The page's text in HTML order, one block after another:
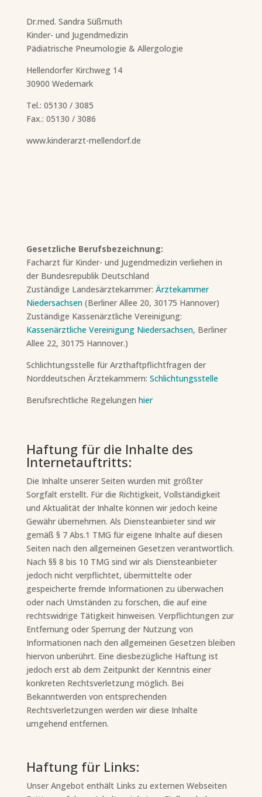
Dr.med. Sandra Süßmuth
Kinder- und Jugendmedizin
Pädiatrische Pneumologie & Allergologie
Hellendorfer Kirchweg 14
30900 Wedemark
Tel.: 05130 / 3085
Fax.: 05130 / 3086
www.kinderarzt-mellendorf.de
Gesetzliche Berufsbezeichnung:
Facharzt für Kinder- und Jugendmedizin verliehen in
der Bundesrepublik Deutschland
Zuständige Landesärztekammer: Ärztekammer
Niedersachsen(Berliner Allee 20, 30175 Hannover)
Zuständige Kassenärztliche Vereinigung:
Kassenärztliche Vereinigung Niedersachsen, Berliner
Allee 22, 30175 Hannover.)
Schlichtungsstelle für Arzthaftpflichtfragen der
Norddeutschen Ärztekammern: Schlichtungsstelle
Berufsrechtliche Regelungen hier
Haftung für die Inhalte des
Internetauftritts:
Die Inhalte unserer Seiten wurden mit größter
Sorgfalt erstellt. Für die Richtigkeit, Vollständigkeit
und Aktualität der Inhalte können wir jedoch keine
Gewähr übernehmen. Als Diensteanbieter sind wir
gemäß § 7 Abs.1 TMG für eigene Inhalte auf diesen
Seiten nach den allgemeinen Gesetzen verantwortlich.
Nach §§ 8 bis 10 TMG sind wir als Diensteanbieter
jedoch nicht verpflichtet, übermittelte oder
gespeicherte fremde Informationen zu überwachen
oder nach Umständen zu forschen, die auf eine
rechtswidrige Tätigkeit hinweisen. Verpflichtungen zur
Entfernung oder Sperrung der Nutzung von
Informationen nach den allgemeinen Gesetzen bleiben
hiervon unberührt. Eine diesbezügliche Haftung ist
jedoch erst ab dem Zeitpunkt der Kenntnis einer
konkreten Rechtsverletzung möglich. Bei
Bekanntwerden von entsprechenden
Rechtsverletzungen werden wir diese Inhalte
umgehend entfernen.
Haftung für Links:
Unser Angebot enthält Links zu externen Webseiten